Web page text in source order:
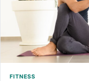
FITNESS